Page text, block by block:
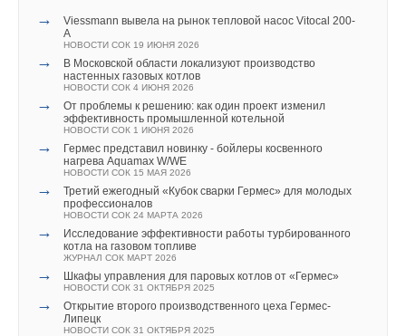
→
Viessmann вывела на рынок тепловой насос Vitocal 200-
A
НОВОСТИ СОК 19 ИЮНЯ 2026
→
В Московской области локализуют производство
настенных газовых котлов
НОВОСТИ СОК 4 ИЮНЯ 2026
→
От проблемы к решению: как один проект изменил
эффективность промышленной котельной
НОВОСТИ СОК 1 ИЮНЯ 2026
→
Гермес представил новинку - бойлеры косвенного
нагрева Aquamax W/WE
НОВОСТИ СОК 15 МАЯ 2026
→
Третий ежегодный «Кубок сварки Гермес» для молодых
профессионалов
НОВОСТИ СОК 24 МАРТА 2026
→
Исследование эффективности работы турбированного
котла на газовом топливе
ЖУРНАЛ СОК МАРТ 2026
→ Шкафы управления для паровых котлов от «Гермес»
НОВОСТИ СОК 31 ОКТЯБРЯ 2025
→
Открытие второго производственного цеха Гермес-
Липецк
НОВОСТИ СОК 31 ОКТЯБРЯ 2025